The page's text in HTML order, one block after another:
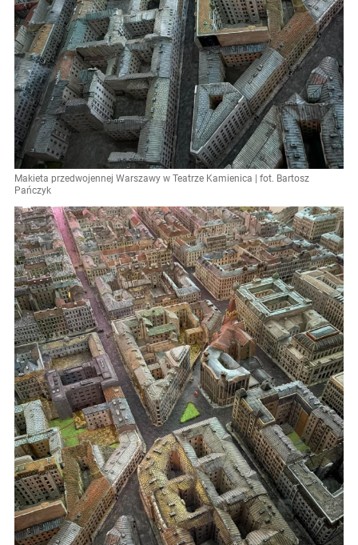
Makieta przedwojennej Warszawy w Teatrze Kamienica | fot. Bartosz
Pańczyk